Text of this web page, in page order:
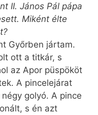
II. János Pál pápa
Miként élte
Győrben jártam.
ott a titkár, s
az Apor püspököt
A pincelejárat
golyó. A pince
s én azt